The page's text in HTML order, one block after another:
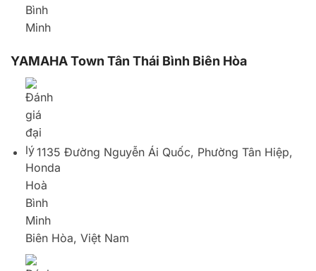
Biên Hòa, Việt Nam
02513899292
YAMAHA Town Biên Hòa